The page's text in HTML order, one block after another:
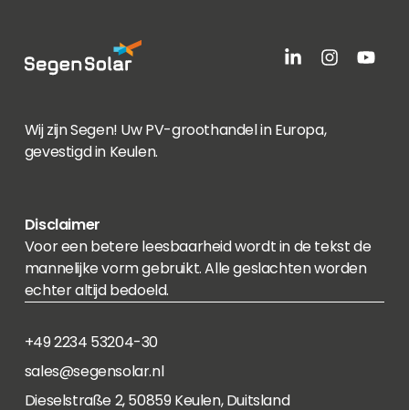
Wij zijn Segen! Uw PV-groothandel in Europa,
gevestigd in Keulen.
Disclaimer
Voor een betere leesbaarheid wordt in de tekst de
mannelijke vorm gebruikt. Alle geslachten worden
echter altijd bedoeld.
+49 2234 53204-30
sales@segensolar.nl
Dieselstraße 2, 50859 Keulen, Duitsland